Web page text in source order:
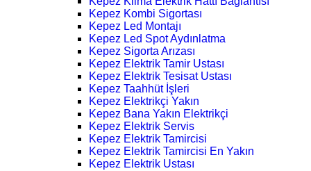
Kepez Kombi Sigortası
Kepez Led Montajı
Kepez Led Spot Aydınlatma
Kepez Sigorta Arızası
Kepez Elektrik Tamir Ustası
Kepez Elektrik Tesisat Ustası
Kepez Taahhüt İşleri
Kepez Elektrikçi Yakın
Kepez Bana Yakın Elektrikçi
Kepez Elektrik Servis
Kepez Elektrik Tamircisi
Kepez Elektrik Tamircisi En Yakın
Kepez Elektrik Ustası